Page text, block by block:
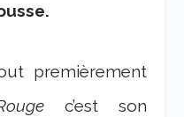
premièrement
c’est son